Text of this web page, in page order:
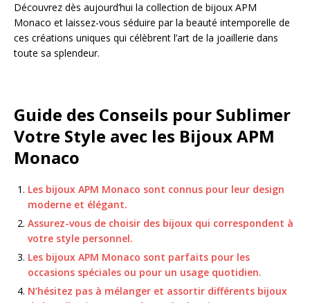
Découvrez dès aujourd’hui la collection de bijoux APM
Monaco et laissez-vous séduire par la beauté intemporelle de
ces créations uniques qui célèbrent l’art de la joaillerie dans
toute sa splendeur.
Guide des Conseils pour Sublimer
Votre Style avec les Bijoux APM
Monaco
Les bijoux APM Monaco sont connus pour leur design
moderne et élégant.
Assurez-vous de choisir des bijoux qui correspondent à
votre style personnel.
Les bijoux APM Monaco sont parfaits pour les
occasions spéciales ou pour un usage quotidien.
N’hésitez pas à mélanger et assortir différents bijoux